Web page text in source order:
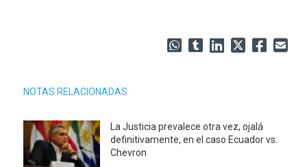
NOTAS RELACIONADAS
La Justicia prevalece otra vez, ojalá
definitivamente, en el caso Ecuador vs.
Chevron